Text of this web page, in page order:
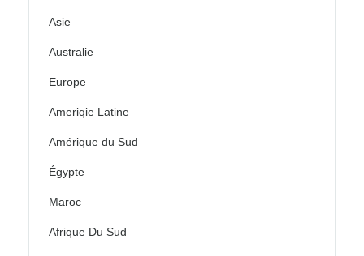
Asie
Australie
Europe
Ameriqie Latine
Amérique du Sud
Égypte
Maroc
Afrique Du Sud